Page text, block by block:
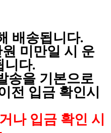
배송됩니다.
미만일 시 운
니다.
송을 기본으로
전 입금 확인시
나 입금 확인 시